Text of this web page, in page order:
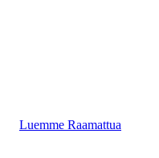
Luemme Raamattua